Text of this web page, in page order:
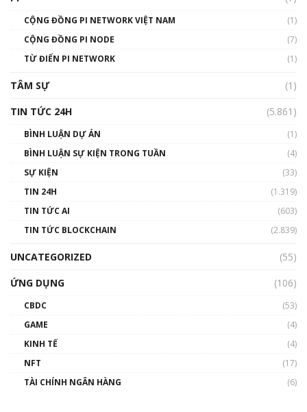
CỘNG ĐỒNG PI NETWORK VIỆT NAM
(1)
CỘNG ĐỒNG PI NODE
(7)
TỪ ĐIỂN PI NETWORK
(1)
TÂM SỰ
(1)
TIN TỨC 24H
(5.861)
BÌNH LUẬN DỰ ÁN
(1)
BÌNH LUẬN SỰ KIỆN TRONG TUẦN
(4)
SỰ KIỆN
(33)
TIN 24H
(1.319)
TIN TỨC AI
(603)
TIN TỨC BLOCKCHAIN
(2.839)
UNCATEGORIZED
(55)
ỨNG DỤNG
(106)
CBDC
(53)
GAME
(4)
KINH TẾ
(4)
NFT
(17)
TÀI CHÍNH NGÂN HÀNG
(6)